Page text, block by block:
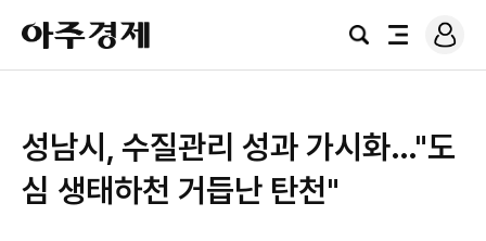
아
주
경
검
전
로
그
성남시, 수질관리 성과 가시화…"도
심 생태하천 거듭난 탄천"